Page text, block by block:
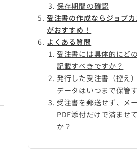
保存期間の確認
受注書の作成ならジョブ
がおすすめ！
よくある質問
受注書には具体的にど
記載すべきですか？
発行した受注書（控え
データはいつまで保管
受注書を郵送せず、メ
PDF添付だけで済ませ
か？